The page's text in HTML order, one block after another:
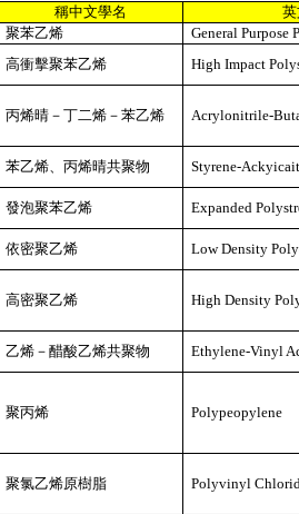
稱中文學名
聚苯乙烯 General Purpose
高衝擊聚苯乙烯 High Impact
丙烯晴－丁二烯－苯乙烯 Acrylonitrile-
苯乙烯、丙烯晴共聚物 Styrene-
發泡聚苯乙烯 Expanded
依密聚乙烯 Low Density
高密聚乙烯 High Density
乙烯－醋酸乙烯共聚物 Ethylene-Vinyl
聚丙烯 Polypeopylene
聚氯乙烯原樹脂 Polyvinyl